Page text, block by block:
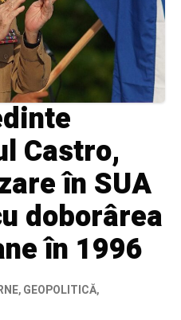
Castro,
în SUA
doborârea
în 1996
,GEOPOLITICĂ,